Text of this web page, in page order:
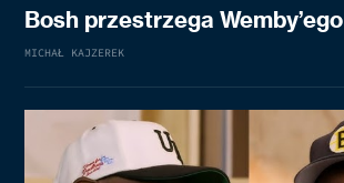
Bosh przestrzega Wemby’ego
MICHAŁ KAJZEREK